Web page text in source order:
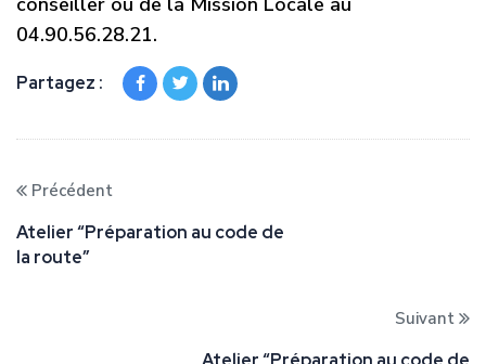
04.90.56.28.21.
Partagez :
Précédent
Atelier “Préparation au code de
la route”
Suivant